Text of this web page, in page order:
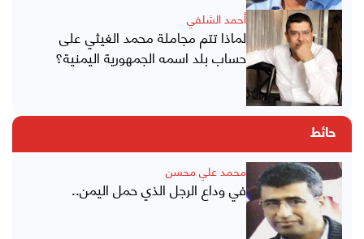
أحمد الشلفي
لماذا تتم مجاملة محمد الغيثي على
حساب بلد اسمه الجمهورية اليمنية؟
حائط
محمد علي محسن
في وداع الرجل الذي حمل اليمن..